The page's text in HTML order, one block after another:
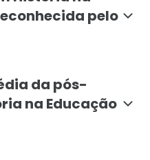
pelo
da pós-
na Educação